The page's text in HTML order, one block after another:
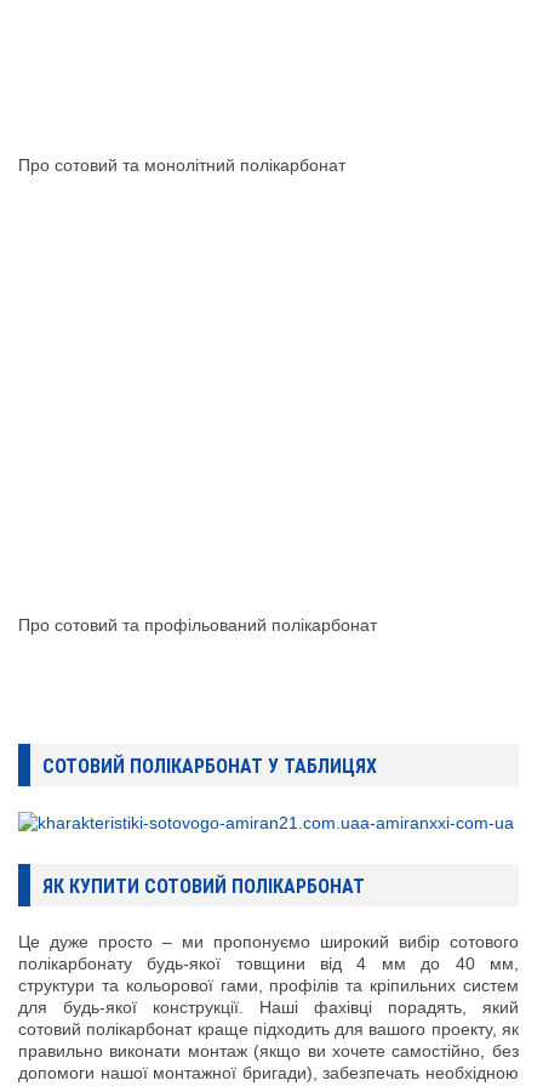
Про сотовий та монолітний полікарбонат
Про сотовий та профільований полікарбонат
СОТОВИЙ ПОЛІКАРБОНАТ У ТАБЛИЦЯХ
ЯК КУПИТИ СОТОВИЙ ПОЛІКАРБОНАТ
Це дуже просто – ми пропонуємо широкий вибір сотового
полікарбонату будь-якої товщини від 4 мм до 40 мм,
структури та кольорової гами, профілів та кріпильних систем
для будь-якої конструкції. Наші фахівці порадять, який
сотовий полікарбонат краще підходить для вашого проекту, як
правильно виконати монтаж (якщо ви хочете самостійно, без
допомоги нашої монтажної бригади), забезпечать необхідною